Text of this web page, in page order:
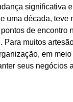
significativa
uma década, teve
de encontro
Para muitos
em
seus negócios